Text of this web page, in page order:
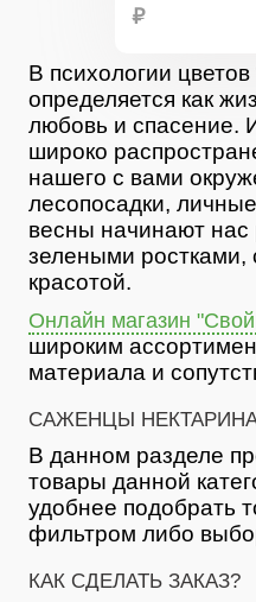
₽
В психологии цветов
определяется как
любовь и спасение.
широко
нашего с вами
лесопосадки,
весны начинают
зелеными ростками,
красотой.
Онлайн магазин
широким
материала и
САЖЕНЦЫ
В данном разделе
товары данной
удобнее подобрать
фильтром либо
КАК СДЕЛАТЬ ЗАКАЗ?